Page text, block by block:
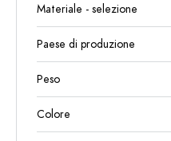
Materiale - selezione
Paese di produzione
Peso
Colore